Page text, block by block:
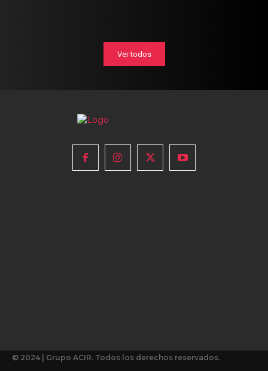
Ver todos
© 2024 | Grupo ACIR. Todos los derechos reservados.